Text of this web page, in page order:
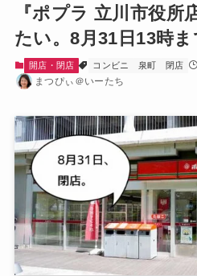
『ポプラ 立川市役所
たい。8月31日13時
開店・閉店 コンビニ 泉町 閉店
まつぴぃ＠いーたち